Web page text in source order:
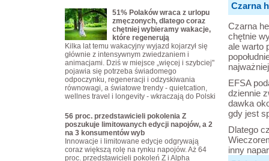
Czarna
Czarna
chętnie
ale warto
EFSA
dziennie
dawka
gdy jest
Dlatego
inny
51% Polaków wraca z urlopu
zmęczonych, dlatego coraz
chętniej wybieramy wakacje,
które regenerują
Kilka lat temu wakacyjny wyjazd kojarzył się
głównie z intensywnym zwiedzaniem i
animacjami. Dziś w miejsce „więcej i szybciej"
pojawia się potrzeba świadomego
odpoczynku, regeneracji i odzyskiwania
równowagi, a światowe trendy - quietcation,
wellnes travel i longevity - wkraczają do Polski
56 proc. przedstawicieli pokolenia Z
poszukuje limitowanych edycji napojów, a 2
na 3 konsumentów wyb
Innowacje i limitowane edycje odgrywają
coraz większą rolę na rynku napojów. Aż 64
proc. przedstawicieli pokoleń Z i Alpha